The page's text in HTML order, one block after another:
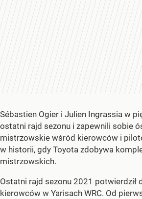
Sébastien Ogier i Julien Ingrassia w
ostatni rajd sezonu i zapewnili sobie
mistrzowskie wśród kierowców i
w historii, gdy Toyota zdobywa
mistrzowskich.
Ostatni rajd sezonu 2021 potwierdził
kierowców w Yarisach WRC. Od